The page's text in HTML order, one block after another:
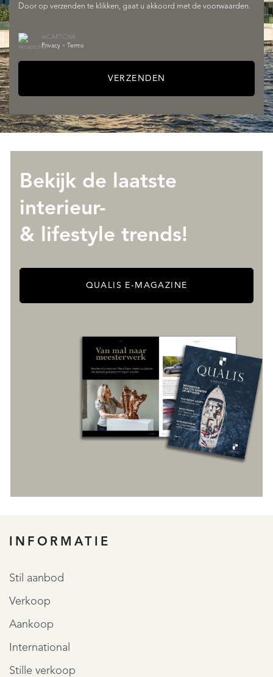
Door op verzenden te klikken, gaat u akkoord met de voorwaarden.
reCAPTCHA
Privacy • Terms
VERZENDEN
Bekijk de laatste
interieur-
& lifestyle trends!
QUALIS E-MAGAZINE
INFORMATIE
Stil aanbod
Verkoop
Aankoop
International
Stille verkoop
DIENSTEN
OVER QUALIS